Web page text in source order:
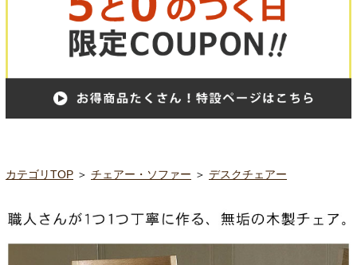
カテゴリTOP ＞ チェアー・ソファー ＞ デスクチェアー